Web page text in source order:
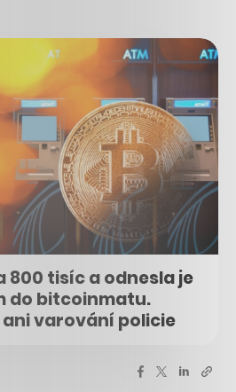
800 tisíc a odnesla je
do bitcoinmatu.
varování policie